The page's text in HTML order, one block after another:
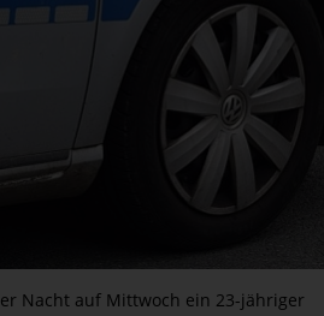
Nacht auf Mittwoch ein 23-jähriger